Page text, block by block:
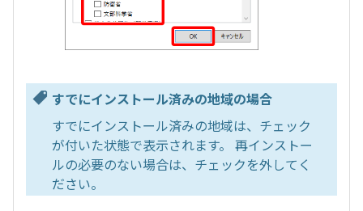
すでにインストール済みの地域の場合
すでにインストール済みの地域は、チェック
が付いた状態で表示されます。 再インストー
ルの必要のない場合は、チェックを外してく
ださい。